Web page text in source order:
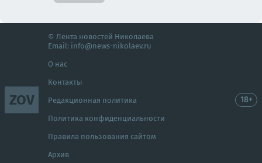
ZOV
© Лента новостей Николаева
Email: info@news-nikolaev.ru
О нас
Контакты
Редакционная политика
Политика конфиденциальности
Правила пользования сайтом
Архив
18+